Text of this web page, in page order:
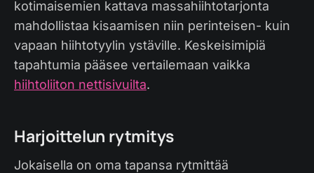
kotimaisemien kattava massahiihtotarjonta
mahdollistaa kisaamisen niin perinteisen- kuin
vapaan hiihtotyylin ystäville. Keskeisimipiä
tapahtumia pääsee vertailemaan vaikka
hiihtoliiton nettisivuilta.
Harjoittelun rytmitys
Jokaisella on oma tapansa rytmittää